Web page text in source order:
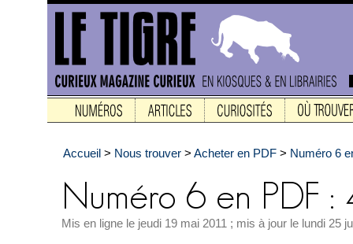
Accueil > Nous trouver > Acheter en PDF > Numéro 6
Mis en ligne le jeudi 19 mai 2011 ; mis à jour le lundi 25